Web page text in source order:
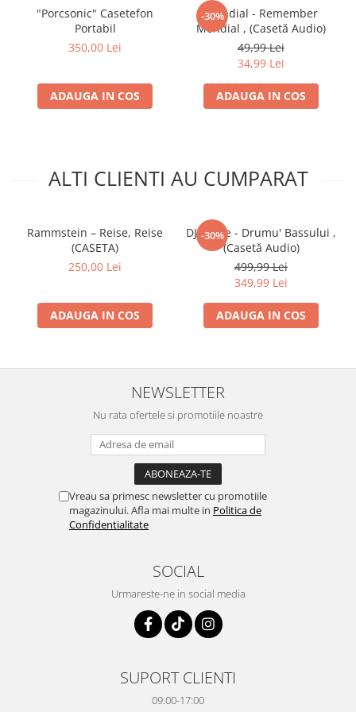
"Porcsonic" Casetefon
Portabil
350,00 Lei
ADAUGA IN COS
-30%
Mondial - Remember
Mondial , (Casetă Audio)
49,99 Lei
34,99 Lei
ADAUGA IN COS
ALTI CLIENTI AU CUMPARAT
Rammstein – Reise, Reise
(CASETA)
250,00 Lei
ADAUGA IN COS
-30%
DJ Vasile - Drumu' Bassului ,
(Casetă Audio)
499,99 Lei
349,99 Lei
ADAUGA IN COS
NEWSLETTER
Nu rata ofertele si promotiile noastre
Vreau sa primesc newsletter cu promotiile
magazinului. Afla mai multe in Politica de
Confidentialitate
SOCIAL
Urmareste-ne in social media
SUPORT CLIENTI
09:00-17:00